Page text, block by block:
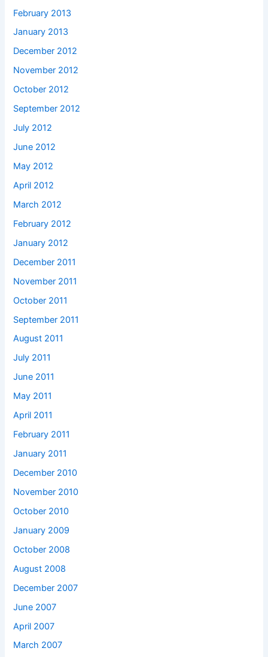
February 2013
January 2013
December 2012
November 2012
October 2012
September 2012
July 2012
June 2012
May 2012
April 2012
March 2012
February 2012
January 2012
December 2011
November 2011
October 2011
September 2011
August 2011
July 2011
June 2011
May 2011
April 2011
February 2011
January 2011
December 2010
November 2010
October 2010
January 2009
October 2008
August 2008
December 2007
June 2007
April 2007
March 2007